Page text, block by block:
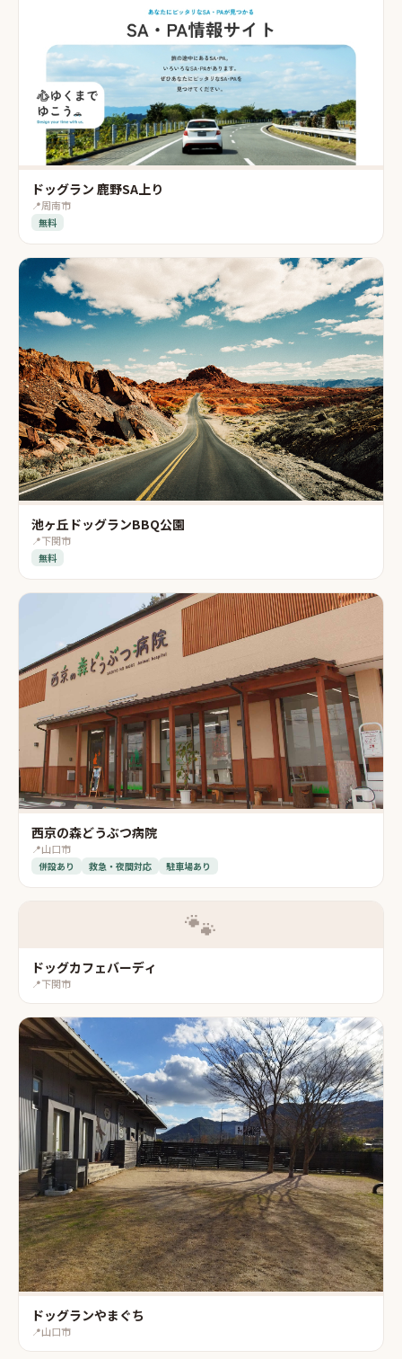
ドッグラン 鹿野SA上り
📍周南市
無料
池ヶ丘ドッグランBBQ公園
📍下関市
無料
西京の森どうぶつ病院
📍山口市
併設あり 救急・夜間対応 駐車場あり
🐾
ドッグカフェバーディ
📍下関市
ドッグランやまぐち
📍山口市